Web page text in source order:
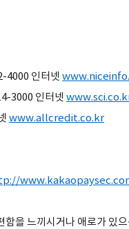
4000 인터넷
3000 인터넷
www.allcredit.co.kr
함을 느끼시거나 애로가 있